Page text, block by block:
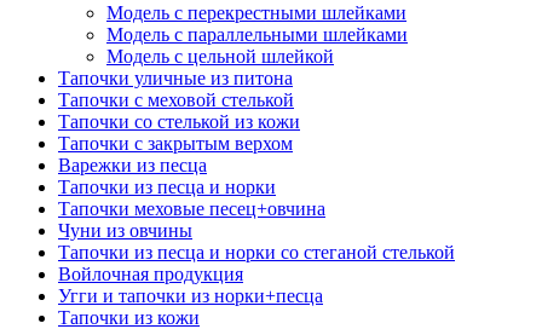
Модель с перекрестными шлейками
Модель с параллельными шлейками
Модель с цельной шлейкой
Тапочки уличные из питона
Тапочки с меховой стелькой
Тапочки со стелькой из кожи
Тапочки с закрытым верхом
Варежки из песца
Тапочки из песца и норки
Тапочки меховые песец+овчина
Чуни из овчины
Тапочки из песца и норки со стеганой стелькой
Войлочная продукция
Угги и тапочки из норки+песца
Тапочки из кожи